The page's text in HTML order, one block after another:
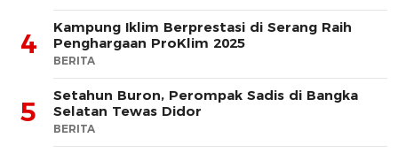
4
Kampung Iklim Berprestasi di Serang Raih
Penghargaan ProKlim 2025
BERITA
5
Setahun Buron, Perompak Sadis di Bangka
Selatan Tewas Didor
BERITA